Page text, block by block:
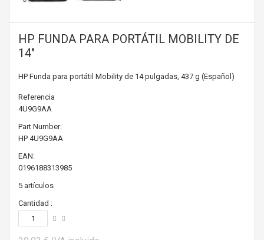
HP FUNDA PARA PORTÁTIL MOBILITY DE
14"
HP Funda para portátil Mobility de 14 pulgadas, 437 g (Español)
Referencia
4U9G9AA
Part Number:
HP 4U9G9AA
EAN:
0196188313985
5 artículos
Cantidad :